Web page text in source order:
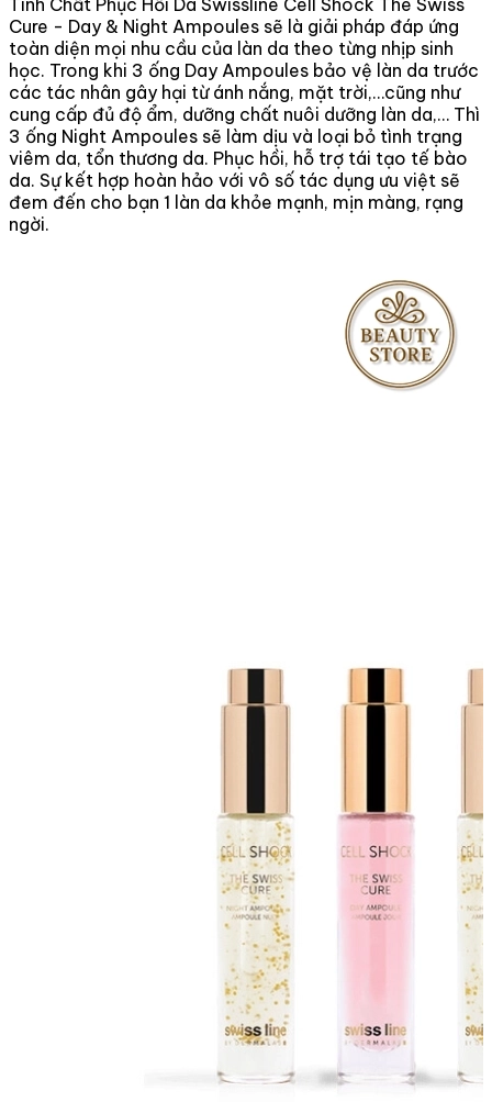
Cure - Day & Night Ampoules sẽ là giải pháp đáp ứng
toàn diện mọi nhu cầu của làn da theo từng nhịp sinh
học. Trong khi 3 ống Day Ampoules bảo vệ làn da trước
các tác nhân gây hại từ ánh nắng, mặt trời,…cũng như
cung cấp đủ độ ẩm, dưỡng chất nuôi dưỡng làn da,… Thì
3 ống Night Ampoules sẽ làm dịu và loại bỏ tình trạng
viêm da, tổn thương da. Phục hồi, hỗ trợ tái tạo tế bào
da. Sự kết hợp hoàn hảo với vô số tác dụng ưu việt sẽ
đem đến cho bạn 1 làn da khỏe mạnh, mịn màng, rạng
ngời.